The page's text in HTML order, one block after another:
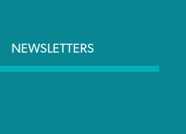
NEWSLETTERS